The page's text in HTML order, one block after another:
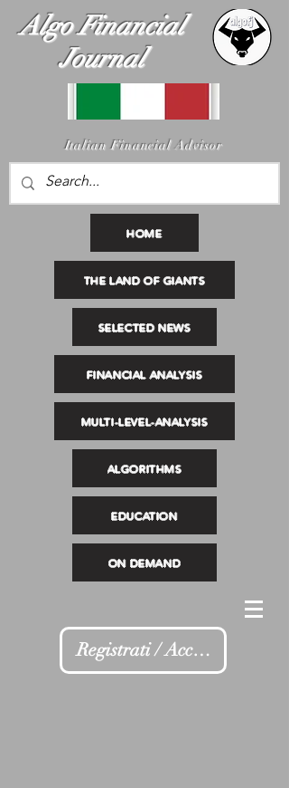
Algo Financial
Journal
Italian Financial Advisor
HOME
THE LAND OF GIANTS
SELECTED NEWS
FINANCIAL ANALYSIS
MULTI-LEVEL-ANALYSIS
ALGORITHMS
EDUCATION
ON DEMAND
Registrati / Accedi